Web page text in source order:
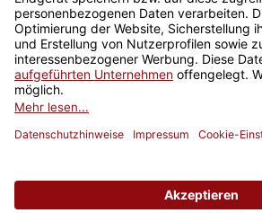
Newsletter